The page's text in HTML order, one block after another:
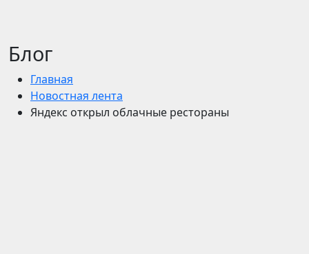
Блог
Главная
Новостная лента
Яндекс открыл облачные рестораны